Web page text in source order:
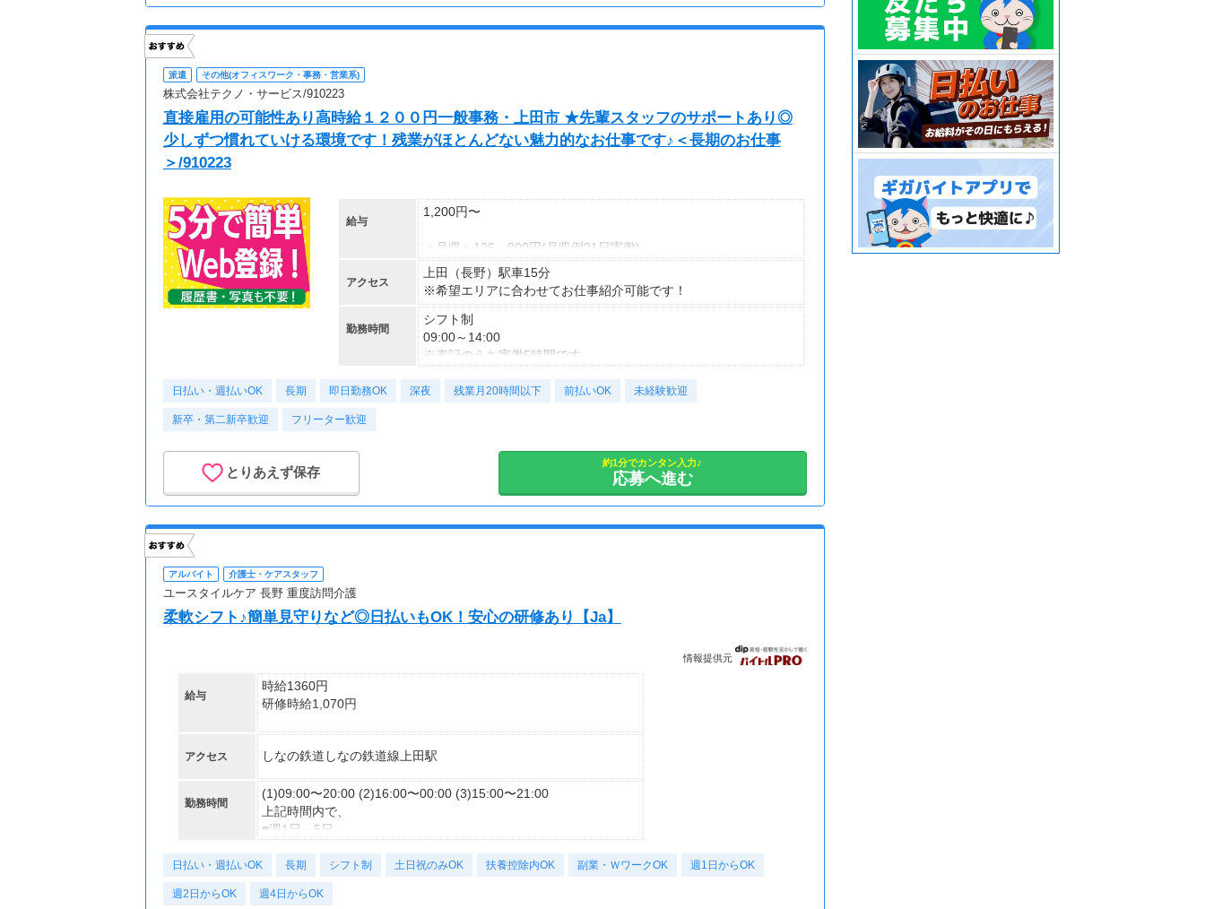
派遣 その他(オフィスワーク・事務・営業系)
株式会社テクノ・サービス/910223
直接雇用の可能性あり高時給１２００円一般事務・上田市 ★先輩スタッフのサポートあり◎
少しずつ慣れていける環境です！残業がほとんどない魅力的なお仕事です♪＜長期のお仕事
＞/910223
給与
1,200円〜
＜月収＞126、000円(月収例21日実働)
交通費全額支給
即払い制度有
アクセス
上田（長野）駅車15分
※希望エリアに合わせてお仕事紹介可能です！
勤務時間
シフト制
09:00～14:00
※表記のうち実働5時間です。
勤務曜日：月・火・木・金・土・祝
日払い・週払いOK 長期 即日勤務OK 深夜 残業月20時間以下 前払いOK 未経験歓迎
新卒・第二新卒歓迎 フリーター歓迎
とりあえず保存
約1分でカンタン入力♪
応募へ進む
アルバイト 介護士・ケアスタッフ
ユースタイルケア 長野 重度訪問介護
柔軟シフト♪簡単見守りなど◎日払いもOK！安心の研修あり【Ja】
情報提供元
給与
時給1360円
研修時給1,070円
★日払いも可能！
振込手数料は会社負担！
前払い制度として、いつでも・何度でも申請可能です！
利用手数料は驚きの”無料”！
※稼働分のみ支給
【交通費】
アクセス しなの鉄道しなの鉄道線上田駅
勤務時間
(1)09:00〜20:00 (2)16:00〜00:00 (3)15:00〜21:00
上記時間内で、
■週1日～5日
■希望の曜日固定で勤務
■1勤務1件のみ訪問
日払い・週払いOK 長期 シフト制 土日祝のみOK 扶養控除内OK 副業・ＷワークOK 週1日からOK
週2日からOK 週4日からOK